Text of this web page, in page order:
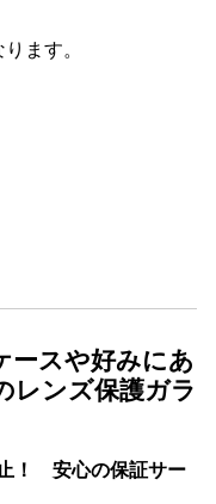
ます。
スや好みにあ
レンズ保護ガラ
！ 安心の保証サー